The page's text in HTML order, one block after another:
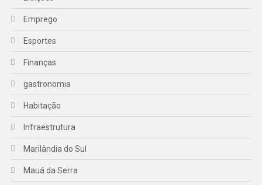
Emprego
Esportes
Finanças
gastronomia
Habitação
Infraestrutura
Marilândia do Sul
Mauá da Serra